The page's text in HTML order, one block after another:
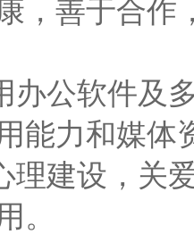
，善于合作
办公软件及
能力和媒体
理建设，关
。